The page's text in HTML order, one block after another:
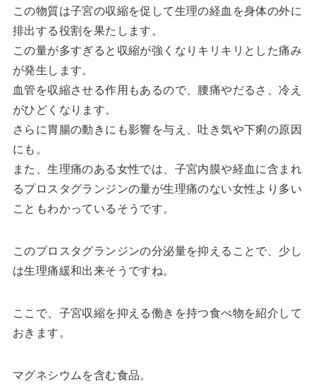
この物質は子宮の収縮を促して生理の経血を身体の外に
排出する役割を果たします。
この量が多すぎると収縮が強くなりキリキリとした痛み
が発生します。
血管を収縮させる作用もあるので、腰痛やだるさ、冷え
がひどくなります。
さらに胃腸の動きにも影響を与え、吐き気や下痢の原因
にも。
また、生理痛のある女性では、子宮内膜や経血に含まれ
るプロスタグランジンの量が生理痛のない女性より多い
こともわかっているそうです。
このプロスタグランジンの分泌量を抑えることで、少し
は生理痛緩和出来そうですね。
ここで、子宮収縮を抑える働きを持つ食べ物を紹介して
おきます。
マグネシウムを含む食品。